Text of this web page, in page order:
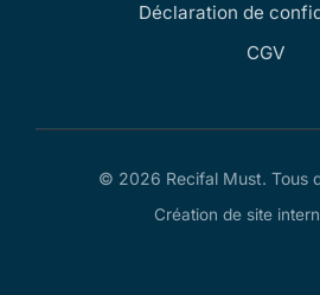
Déclaration de
CGV
© 2026 Recifal Must. Tous
Création de site